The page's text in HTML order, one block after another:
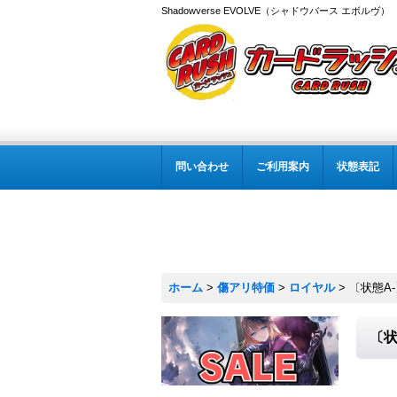
Shadowverse EVOLVE（シャドウバース エボルヴ
問い合わせ ご利用案内 状態表記
ホーム > 傷アリ特価 > ロイヤル > 〔状態
〔